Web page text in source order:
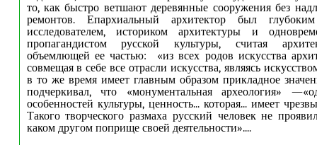
то, как быстро ветшают деревянные сооружения без
ремонтов. Епархиальный архитектор был
исследователем, историком архитектуры и
пропагандистом русской культуры, считая
объемлющей ее частью:
«из всех родов искусства
совмещая в себе все отрасли искусства, являясь
в то же время имеет главным образом прикладное
подчеркивал, что «монументальная археология»
особенностей культуры, ценность... которая... имеет
Такого творческого размаха русский человек не
каком другом поприще своей деятельности»....